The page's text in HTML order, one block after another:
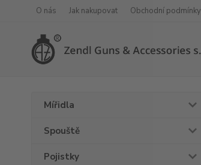
O nás Jak nakupovat Obchodní podmínky
Mířidla
Spouště
Pojistky